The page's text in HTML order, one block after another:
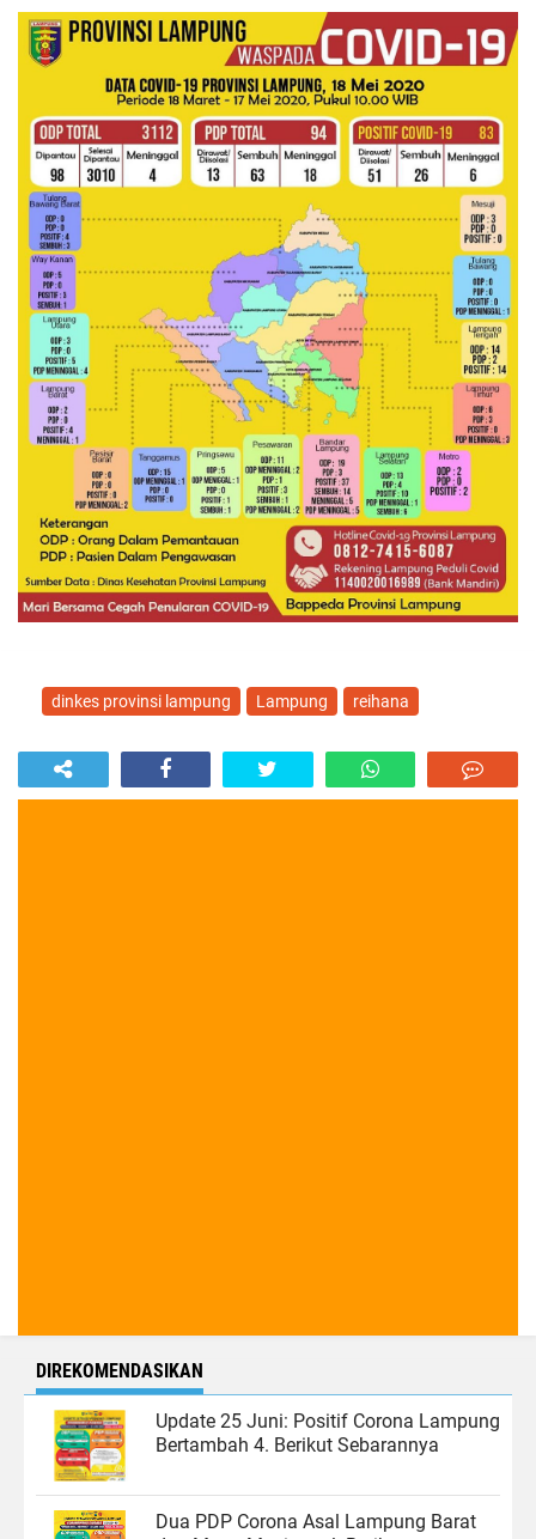
dinkes provinsi lampung Lampung reihana
DIREKOMENDASIKAN
Update 25 Juni: Positif Corona Lampung
Bertambah 4. Berikut Sebarannya
Dua PDP Corona Asal Lampung Barat